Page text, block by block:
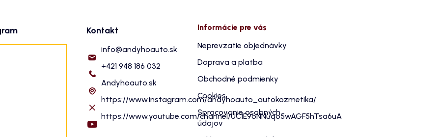
Kontakt
info@andyhoauto.sk
+421 948 186 032
Andyhoauto.sk
https://www.instagram.com/andyhoauto_autokozmetika/
https://www.youtube.com/channel/UC1E9oNNuqo5wAGF5hTsa6uA
Informácie pre vás
Neprevzatie objednávky
Doprava a platba
Obchodné podmienky
Cookies
Spracovanie osobných
údajov